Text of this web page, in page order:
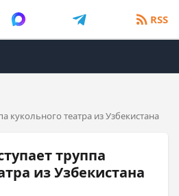
RSS
кукольного театра из Узбекистана
труппа
из Узбекистана